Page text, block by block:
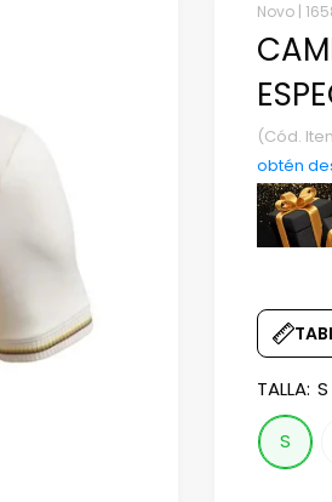
Novo |
(Cód.
obtén
TALLA: S
S